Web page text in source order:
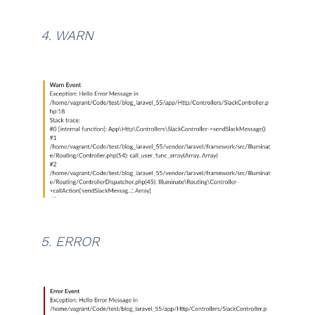
4. WARN
5. ERROR